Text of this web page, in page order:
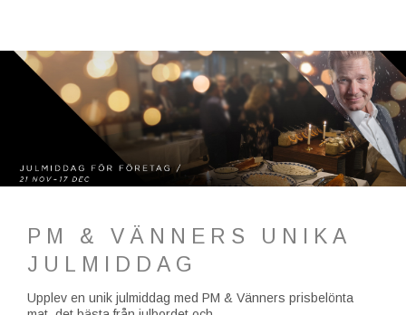
PM & VÄNNERS UNIKA
JULMIDDAG
Upplev en unik julmiddag med PM & Vänners prisbelönta